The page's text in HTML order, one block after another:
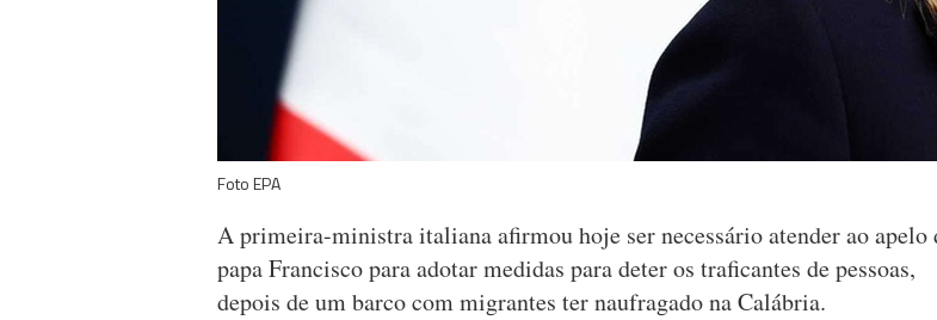
Foto EPA
A primeira-ministra italiana afirmou hoje ser necessário atender ao apelo
papa Francisco para adotar medidas para deter os traficantes de pessoas,
depois de um barco com migrantes ter naufragado na Calábria.